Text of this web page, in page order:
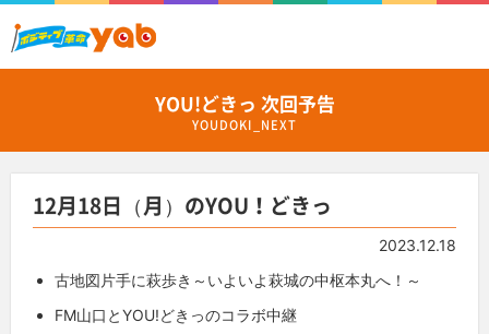
YOU!どきっ 次回予告
YOUDOKI_NEXT
12月18日（月）のYOU！どきっ
2023.12.18
古地図片手に萩歩き～いよいよ萩城の中枢本丸へ！～
FM山口とYOU!どきっのコラボ中継